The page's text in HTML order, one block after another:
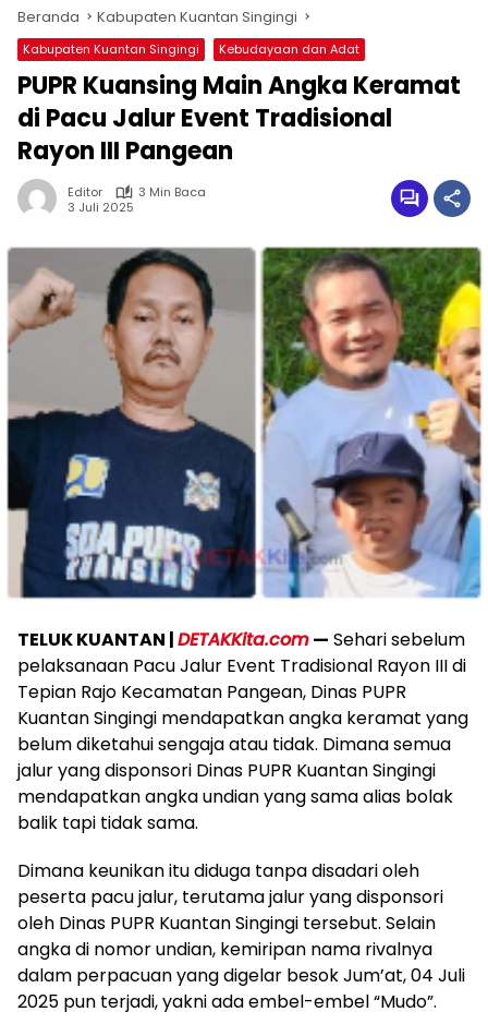
Beranda Kabupaten Kuantan Singingi
Kabupaten Kuantan Singingi Kebudayaan dan Adat
PUPR Kuansing Main Angka Keramat
di Pacu Jalur Event Tradisional
Rayon III Pangean
Editor
3 Min Baca
3 Juli 2025
TELUK KUANTAN |DETAKKita.com— Sehari sebelum
pelaksanaan Pacu Jalur Event Tradisional Rayon III di
Tepian Rajo Kecamatan Pangean, Dinas PUPR
Kuantan Singingi mendapatkan angka keramat yang
belum diketahui sengaja atau tidak. Dimana semua
jalur yang disponsori Dinas PUPR Kuantan Singingi
mendapatkan angka undian yang sama alias bolak
balik tapi tidak sama.
Dimana keunikan itu diduga tanpa disadari oleh
peserta pacu jalur, terutama jalur yang disponsori
oleh Dinas PUPR Kuantan Singingi tersebut. Selain
angka di nomor undian, kemiripan nama rivalnya
dalam perpacuan yang digelar besok Jum’at, 04 Juli
2025 pun terjadi, yakni ada embel-embel “Mudo”.